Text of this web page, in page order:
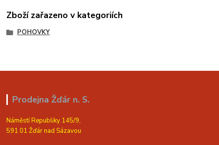
Zboží zařazeno v kategoriích
POHOVKY
Prodejna Žďár n. S.
Náměstí Republiky 145/9,
591 01 Žďár nad Sázavou